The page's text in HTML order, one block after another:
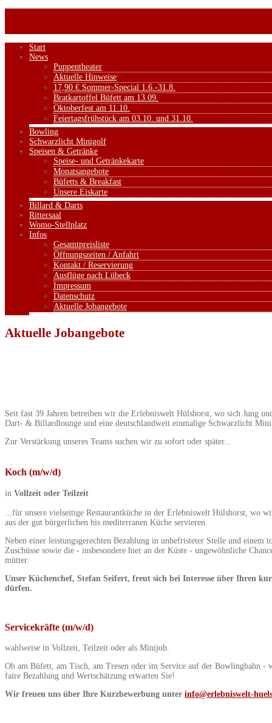
Start
News
Puppentheater
Aktuelle Hinweise
17,90 € Sommer-Special 1.6.-31.8.
Bratkartoffel Büfett am 13.09.
Oktoberfest am 11.10.
Feiertagsfrühstück am 03.10. und 31.10.
Bowling
Schwarzlicht Minigolf
Speisen & Getränke
Speise- und Getränkekarte
Monatsangebote
Büfetts & Breakfast
Unsere Eiskarte
Billard & Darts
Rittersaal
Womo-Stellplatz
Infos
Gesamtpreisliste
Öffnungszeiten / Anfahrt
Kontakt / Reservierung
Ausflüge nach Lübeck
Impressum
Datenschutz
Aktuelle Jobangebote
Aktuelle Jobangebote
Seit fast 39 Jahren betreiben wir die Erlebniswelt Hülshorst, wo sich Jung
Dart- & Billardlounge und eine deutschlandweit einmalige Schwarzlicht
Zur Verstärkung unseres Teams suchen wir zu sofort oder später...
Koch (m/w/d)
in Vollzeit oder Teilzeit
...für unsere vielseitige Restaurantküche in der Erlebniswelt Hülshorst, wo
aus der gut bürgerlichen bis mediterranen Küche servieren.
Neben einer leistungsgerechten Bezahlung in unbefristeter Stelle und
Zuschüsse sowie die - insbesondere hier an der Küste - ungewöhnliche
mütter.
Unser Küchenchef, Stefan Seifert, freut sich bei Interesse über Ihren
dürfen.
Servicekräfte (m/w/d)
wahlweise in Vollzeit, Teilzeit oder als Minijob.
Ob am Büfett, am Tisch, am Tresen oder im Service auf der Bowlingbahn -
faire Bezahlung und Wertschätzung erwarten Sie!
Wir freuen uns über Ihre Kurzbewerbung unter info@erlebniswelt-